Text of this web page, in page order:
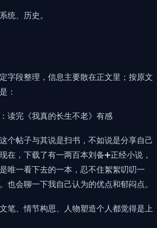
统、历史。
字段整理，信息主要散在正文里；按原文
：
读完《我真的长生不老》有感
个帖子与其说是扫书，不如说是分享自己
在，下载了有一两百本刘备➕正经小说，
唯一看下去的一本，忍不住絮絮叨叨一
也会聊一下我自己认为的优点和郁闷点。
笔、情节构思、人物塑造个人都觉得是上